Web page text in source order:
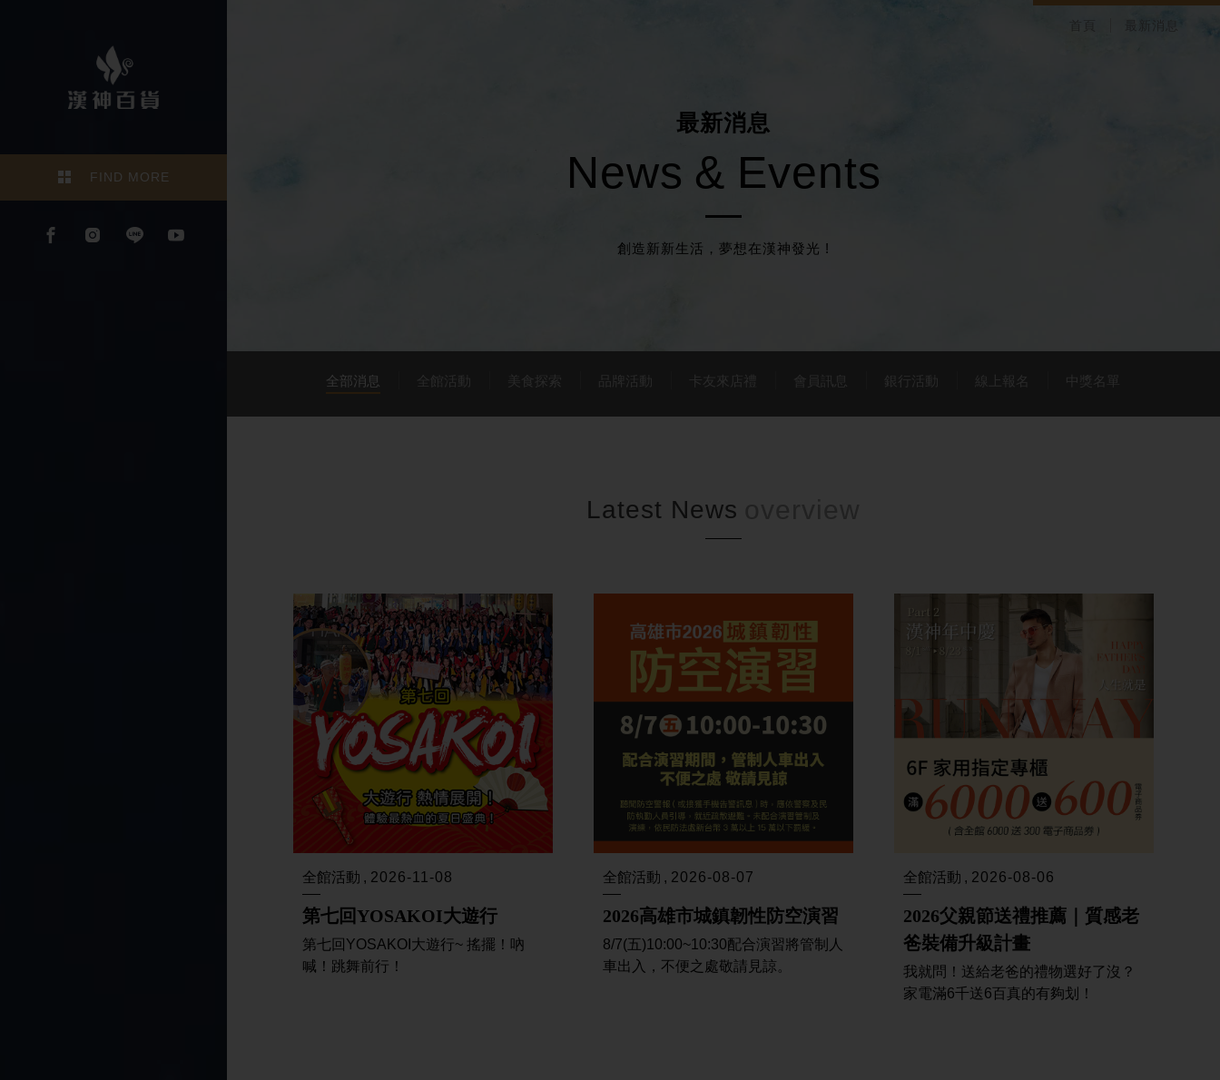
FIND MORE
最新消息
News & Events
創造新新生活，夢想在漢神發光 !
全部消息 全館活動 美食探索 品牌活動 卡友來店禮 會員訊息 線上報名 中獎名單
Latest News
全館活動 2026-11-08
第七回YOSAKOI大遊行
第七回YOSAKOI大遊行~ 搖擺！吶
喊！跳舞前行！
全館活動 2026-08-07
2026高雄市城鎮韌性防空演習
8/7(五)10:00~10:30配合演習將管制人
車出入，不便之處敬請見諒。
全館活動 2026-08-06
2026父親節送禮推薦｜質感老
爸裝備升級計畫
我就問！送給老爸的禮物選好了沒？
家電滿6千送6百真的有夠划！